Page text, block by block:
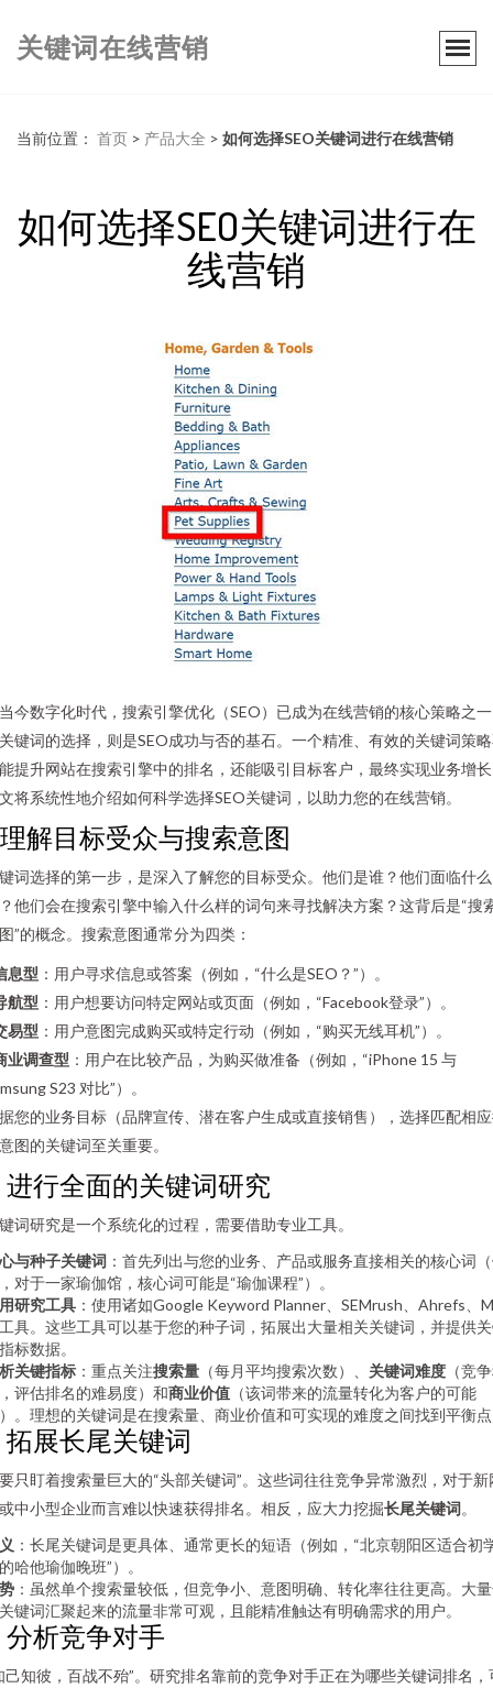
关键词在线营销
当前位置： 首页 > 产品大全 > 如何选择SEO关键词进行在线营销
如何选择SEO关键词进行在
线营销
今数字化时代，搜索引擎优化（SEO）已成为在线营销的核心策略之
键词的选择，则是SEO成功与否的基石。一个精准、有效的关键词策
提升网站在搜索引擎中的排名，还能吸引目标客户，最终实现业务增
将系统性地介绍如何科学选择SEO关键词，以助力您的在线营销。
理解目标受众与搜索意图
词选择的第一步，是深入了解您的目标受众。他们是谁？他们面临什
他们会在搜索引擎中输入什么样的词句来寻找解决方案？这背后是“搜
”的概念。搜索意图通常分为四类：
息型 ：用户寻求信息或答案（例如，“什么是SEO？”）。
航型 ：用户想要访问特定网站或页面（例如，“Facebook登录”）。
易型 ：用户意图完成购买或特定行动（例如，“购买无线耳机”）。
业调查型 ：用户在比较产品，为购买做准备（例如，“iPhone 15 与
S23 对比”）。
您的业务目标（品牌宣传、潜在客户生成或直接销售），选择匹配相
图的关键词至关重要。
进行全面的关键词研究
词研究是一个系统化的过程，需要借助专业工具。
与种子关键词 ：首先列出与您的业务、产品或服务直接相关的核心词
对于一家瑜伽馆，核心词可能是“瑜伽课程”）。
研究工具 ：使用诸如Google Keyword Planner、SEMrush、Ahrefs、
具。这些工具可以基于您的种子词，拓展出大量相关关键词，并提供
标数据。
关键指标 ：重点关注搜索量 （每月平均搜索次数）、 关键词难度 （竞
评估排名的难易度）和商业价值 （该词带来的流量转化为客户的可能
。理想的关键词是在搜索量、商业价值和可实现的难度之间找到平衡
拓展长尾关键词
只盯着搜索量巨大的“头部关键词”。这些词往往竞争异常激烈，对于新
中小型企业而言难以快速获得排名。相反，应大力挖掘长尾关键词。
：长尾关键词是更具体、通常更长的短语（例如，“北京朝阳区适合初
哈他瑜伽晚班”）。
：虽然单个搜索量较低，但竞争小、意图明确、转化率往往更高。大
键词汇聚起来的流量非常可观，且能精准触达有明确需求的用户。
分析竞争对手
己知彼，百战不殆”。研究排名靠前的竞争对手正在为哪些关键词排名，